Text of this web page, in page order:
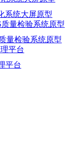
系统大屏原型
量检验系统原型
平台